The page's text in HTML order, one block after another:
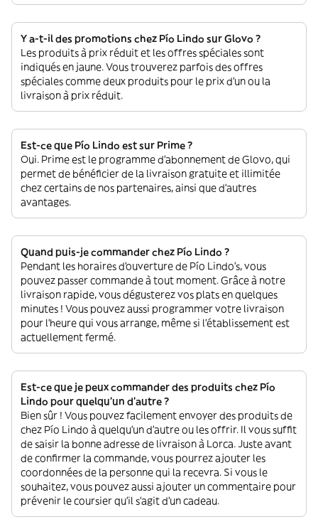
Y a-t-il des promotions chez Pío Lindo sur Glovo ?
Les produits à prix réduit et les offres spéciales sont
indiqués en jaune. Vous trouverez parfois des offres
spéciales comme deux produits pour le prix d'un ou la
livraison à prix réduit.
Est-ce que Pío Lindo est sur Prime ?
Oui. Prime est le programme d’abonnement de Glovo, qui
permet de bénéficier de la livraison gratuite et illimitée
chez certains de nos partenaires, ainsi que d’autres
avantages.
Quand puis-je commander chez Pío Lindo ?
Pendant les horaires d'ouverture de Pío Lindo’s, vous
pouvez passer commande à tout moment. Grâce à notre
livraison rapide, vous dégusterez vos plats en quelques
minutes ! Vous pouvez aussi programmer votre livraison
pour l'heure qui vous arrange, même si l'établissement est
actuellement fermé.
Est-ce que je peux commander des produits chez Pío
Lindo pour quelqu'un d'autre ?
Bien sûr ! Vous pouvez facilement envoyer des produits de
chez Pío Lindo à quelqu'un d'autre ou les offrir. Il vous suffit
de saisir la bonne adresse de livraison à Lorca. Juste avant
de confirmer la commande, vous pourrez ajouter les
coordonnées de la personne qui la recevra. Si vous le
souhaitez, vous pouvez aussi ajouter un commentaire pour
prévenir le coursier qu'il s'agit d'un cadeau.